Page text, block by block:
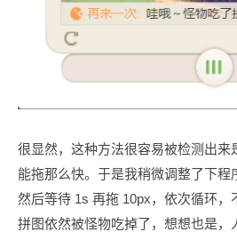
很显然，这种方法很容易被检测出来
能拖那么快。于是我稍微调整了下程
然后等待 1s 再拖 10px，依次循环，
拼图依然被怪物吃掉了，想想也是，